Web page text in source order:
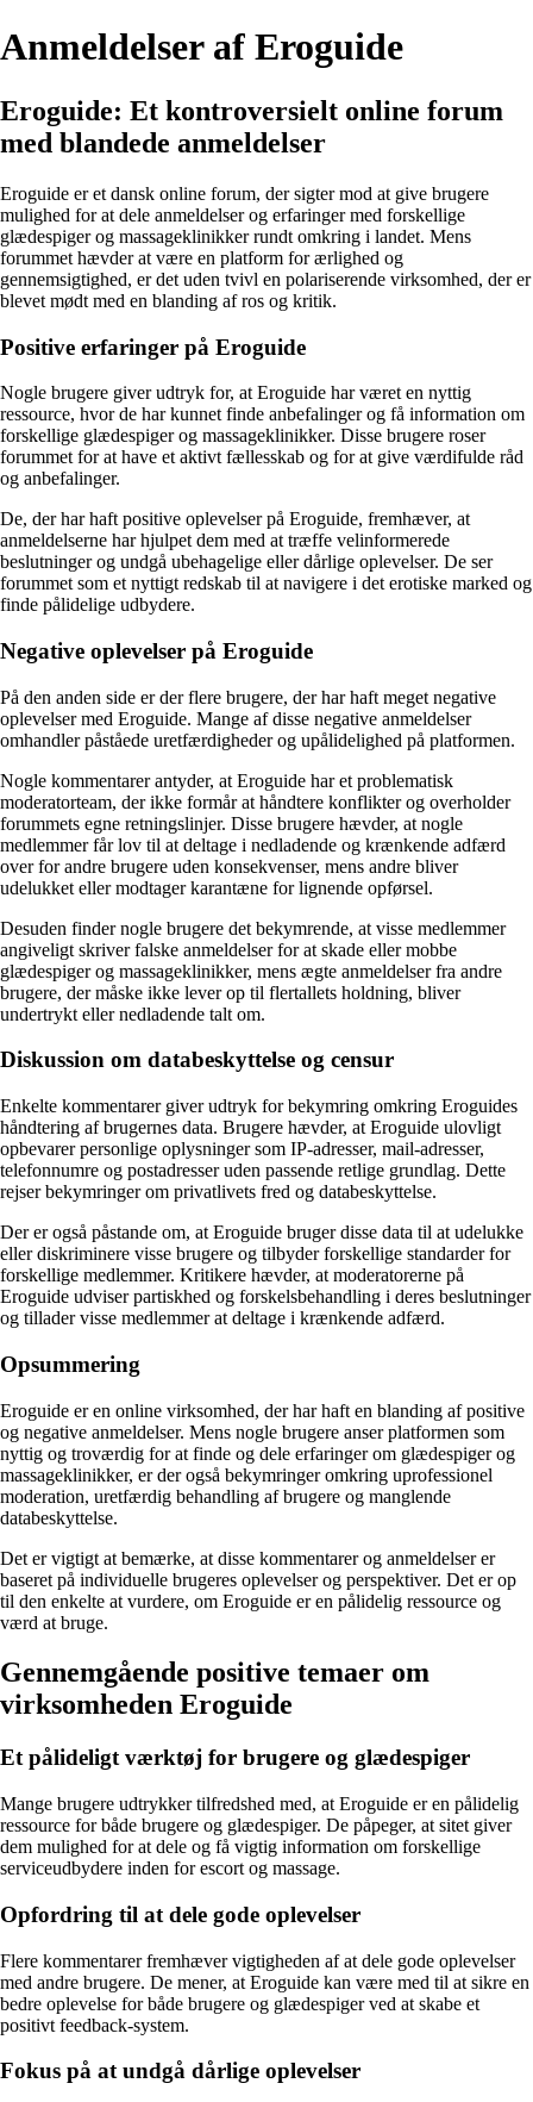
Anmeldelser af Eroguide
Eroguide: Et kontroversielt online forum
med blandede anmeldelser
Eroguide er et dansk online forum, der sigter mod at give brugere
mulighed for at dele anmeldelser og erfaringer med forskellige
glædespiger og massageklinikker rundt omkring i landet. Mens
forummet hævder at være en platform for ærlighed og
gennemsigtighed, er det uden tvivl en polariserende virksomhed, der er
blevet mødt med en blanding af ros og kritik.
Positive erfaringer på Eroguide
Nogle brugere giver udtryk for, at Eroguide har været en nyttig
ressource, hvor de har kunnet finde anbefalinger og få information om
forskellige glædespiger og massageklinikker. Disse brugere roser
forummet for at have et aktivt fællesskab og for at give værdifulde råd
og anbefalinger.
De, der har haft positive oplevelser på Eroguide, fremhæver, at
anmeldelserne har hjulpet dem med at træffe velinformerede
beslutninger og undgå ubehagelige eller dårlige oplevelser. De ser
forummet som et nyttigt redskab til at navigere i det erotiske marked og
finde pålidelige udbydere.
Negative oplevelser på Eroguide
På den anden side er der flere brugere, der har haft meget negative
oplevelser med Eroguide. Mange af disse negative anmeldelser
omhandler påståede uretfærdigheder og upålidelighed på platformen.
Nogle kommentarer antyder, at Eroguide har et problematisk
moderatorteam, der ikke formår at håndtere konflikter og overholder
forummets egne retningslinjer. Disse brugere hævder, at nogle
medlemmer får lov til at deltage i nedladende og krænkende adfærd
over for andre brugere uden konsekvenser, mens andre bliver
udelukket eller modtager karantæne for lignende opførsel.
Desuden finder nogle brugere det bekymrende, at visse medlemmer
angiveligt skriver falske anmeldelser for at skade eller mobbe
glædespiger og massageklinikker, mens ægte anmeldelser fra andre
brugere, der måske ikke lever op til flertallets holdning, bliver
undertrykt eller nedladende talt om.
Diskussion om databeskyttelse og censur
Enkelte kommentarer giver udtryk for bekymring omkring Eroguides
håndtering af brugernes data. Brugere hævder, at Eroguide ulovligt
opbevarer personlige oplysninger som IP-adresser, mail-adresser,
telefonnumre og postadresser uden passende retlige grundlag. Dette
rejser bekymringer om privatlivets fred og databeskyttelse.
Der er også påstande om, at Eroguide bruger disse data til at udelukke
eller diskriminere visse brugere og tilbyder forskellige standarder for
forskellige medlemmer. Kritikere hævder, at moderatorerne på
Eroguide udviser partiskhed og forskelsbehandling i deres beslutninger
og tillader visse medlemmer at deltage i krænkende adfærd.
Opsummering
Eroguide er en online virksomhed, der har haft en blanding af positive
og negative anmeldelser. Mens nogle brugere anser platformen som
nyttig og troværdig for at finde og dele erfaringer om glædespiger og
massageklinikker, er der også bekymringer omkring uprofessionel
moderation, uretfærdig behandling af brugere og manglende
databeskyttelse.
Det er vigtigt at bemærke, at disse kommentarer og anmeldelser er
baseret på individuelle brugeres oplevelser og perspektiver. Det er op
til den enkelte at vurdere, om Eroguide er en pålidelig ressource og
værd at bruge.
Gennemgående positive temaer om
virksomheden Eroguide
Et pålideligt værktøj for brugere og glædespiger
Mange brugere udtrykker tilfredshed med, at Eroguide er en pålidelig
ressource for både brugere og glædespiger. De påpeger, at sitet giver
dem mulighed for at dele og få vigtig information om forskellige
serviceudbydere inden for escort og massage.
Opfordring til at dele gode oplevelser
Flere kommentarer fremhæver vigtigheden af at dele gode oplevelser
med andre brugere. De mener, at Eroguide kan være med til at sikre en
bedre oplevelse for både brugere og glædespiger ved at skabe et
positivt feedback-system.
Fokus på at undgå dårlige oplevelser